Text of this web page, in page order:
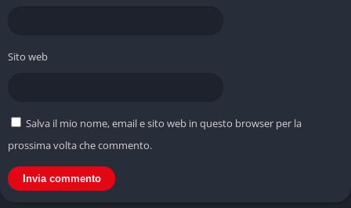
Sito web
Salva il mio nome, email e sito web in questo browser per la
prossima volta che commento.